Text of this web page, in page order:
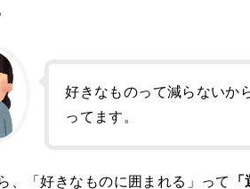
好きなものって減らないか
ってます。
、「好きなものに囲まれる」って